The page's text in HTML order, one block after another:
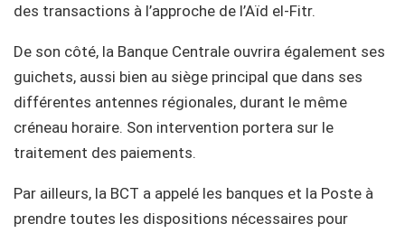
des transactions à l’approche de l’Aïd el-Fitr.
De son côté, la Banque Centrale ouvrira également ses
guichets, aussi bien au siège principal que dans ses
différentes antennes régionales, durant le même
créneau horaire. Son intervention portera sur le
traitement des paiements.
Par ailleurs, la BCT a appelé les banques et la Poste à
prendre toutes les dispositions nécessaires pour